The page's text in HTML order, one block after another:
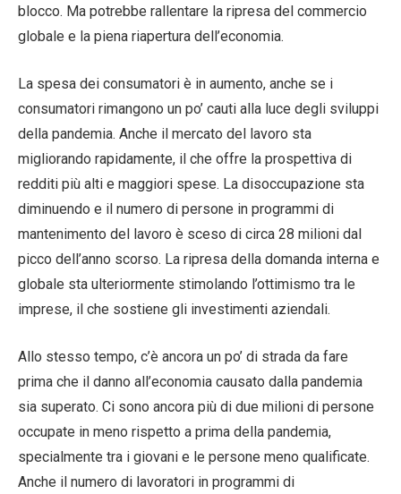
blocco. Ma potrebbe rallentare la ripresa del commercio
globale e la piena riapertura dell’economia.
La spesa dei consumatori è in aumento, anche se i
consumatori rimangono un po’ cauti alla luce degli sviluppi
della pandemia. Anche il mercato del lavoro sta
migliorando rapidamente, il che offre la prospettiva di
redditi più alti e maggiori spese. La disoccupazione sta
diminuendo e il numero di persone in programmi di
mantenimento del lavoro è sceso di circa 28 milioni dal
picco dell’anno scorso. La ripresa della domanda interna e
globale sta ulteriormente stimolando l’ottimismo tra le
imprese, il che sostiene gli investimenti aziendali.
Allo stesso tempo, c’è ancora un po’ di strada da fare
prima che il danno all’economia causato dalla pandemia
sia superato. Ci sono ancora più di due milioni di persone
occupate in meno rispetto a prima della pandemia,
specialmente tra i giovani e le persone meno qualificate.
Anche il numero di lavoratori in programmi di